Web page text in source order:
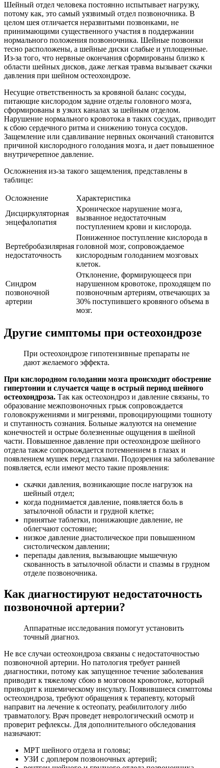
Шейный отдел человека постоянно испытывает нагрузку,
потому как, это самый уязвимый отдел позвоночника. В
целом шея отличается неразвитыми позвонками, не
принимающими существенного участия в поддержании
нормального положения позвоночника. Шейные позвонки
тесно расположены, а шейные диски слабые и уплощенные.
Из-за того, что нервные окончания сформированы близко к
области шейных дисков, даже легкая травма вызывает скачки
давления при шейном остеохондрозе.
Несущие ответственность за кровяной баланс сосуды,
питающие кислородом задние отделы головного мозга,
сформированы в узких каналах за шейным отделом.
Нарушение нормального кровотока в таких сосудах, приводит
к сбою сердечного ритма и снижению тонуса сосудов.
Защемление или сдавливание нервных окончаний становится
причиной кислородного голодания мозга, и дает повышенное
внутричерепное давление.
Осложнения из-за такого защемления, представлены в
таблице:
Осложнение
Характеристика
Дисциркуляторная
энцефалопатия
Хроническое нарушение мозга,
вызванное недостаточным
поступлением крови и кислорода.
Вертебробазилярная
недостаточность
Пониженное поступление кислорода в
головной мозг, сопровождаемое
кислородным голоданием мозговых
клеток.
Синдром
позвоночной
артерии
Отклонение, формирующееся при
нарушенном кровотоке, проходящем по
позвоночным артериям, отвечающих за
30% поступившего кровяного объема в
мозг.
Другие симптомы при остеохондрозе
При остеохондрозе гипотензивные препараты не
дают желаемого эффекта.
При кислородном голодании мозга происходит обострение
гипертонии и случается чаще в острый период шейного
остеохондроза. Так как остеохондроз и давление связаны, то
образование межпозвоночных грыж сопровождается
головокружениями и мигренями, провоцирующими тошноту
и спутанность сознания. Больные жалуются на онемение
конечностей и острые болезненные ощущения в шейной
части. Повышенное давление при остеохондрозе шейного
отдела также сопровождается потемнением в глазах и
появлением мушек перед глазами. Подозрения на заболевание
появляется, если имеют место такие проявления:
скачки давления, возникающие после нагрузок на
шейный отдел;
когда поднимается давление, появляется боль в
затылочной области и грудной клетке;
принятые таблетки, понижающие давление, не
облегчают состояние;
низкое давление диастолическое при повышенном
систолическом давлении;
перепады давления, вызывающие мышечную
скованность в затылочной области и спазмы в грудном
отделе позвоночника.
Как диагностируют недостаточность
позвоночной артерии?
Аппаратные исследования помогут установить
точный диагноз.
Не все случаи остеохондроза связаны с недостаточностью
позвоночной артерии. Но патология требует ранней
диагностики, потому как запущенное течение заболевания
приводит к тяжелому сбою в мозговом кровотоке, который
приводит к ишемическому инсульту. Появившиеся симптомы
остеохондроза, требуют обращения к терапевту, который
направит на лечение к остеопату, реабилитологу либо
травматологу. Врач проведет неврологический осмотр и
проверит рефлексы. Для дополнительного обследования
назначают:
МРТ шейного отдела и головы;
УЗИ с доплером позвоночных артерий;